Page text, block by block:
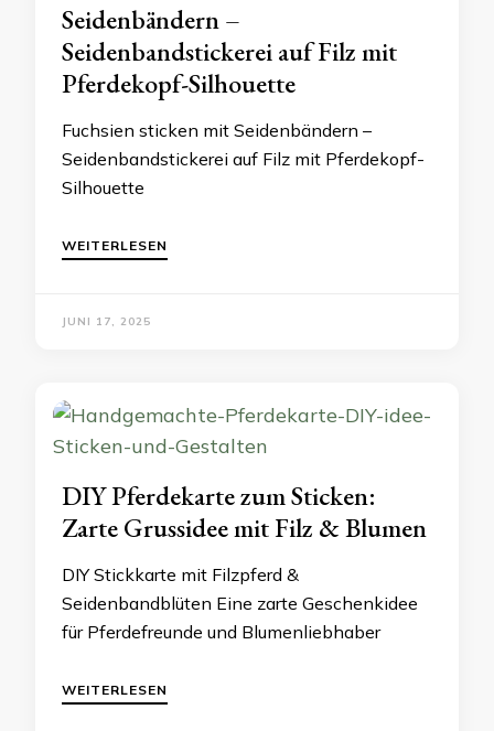
Seidenbändern –
Seidenbandstickerei auf Filz mit
Pferdekopf-Silhouette
Fuchsien sticken mit Seidenbändern –
Seidenbandstickerei auf Filz mit Pferdekopf-
Silhouette
WEITERLESEN
JUNI 17, 2025
DIY Pferdekarte zum Sticken:
Zarte Grussidee mit Filz & Blumen
DIY Stickkarte mit Filzpferd &
Seidenbandblüten Eine zarte Geschenkidee
für Pferdefreunde und Blumenliebhaber
WEITERLESEN